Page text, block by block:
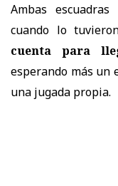
Ambas
cuando lo
cuenta para
esperando más un
una jugada propia.